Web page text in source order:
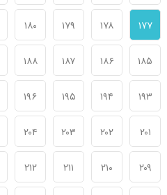
۱۷۷ ۱۷۸ ۱۷۹ ۱۸۰
۱۸۵ ۱۸۶ ۱۸۷ ۱۸۸
۱۹۳ ۱۹۴ ۱۹۵ ۱۹۶
۲۰۱ ۲۰۲ ۲۰۳ ۲۰۴
۲۰۹ ۲۱۰ ۲۱۱ ۲۱۲